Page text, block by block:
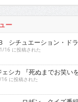
シチュエーション・ド
16 に投稿された
シカ 『死ぬまでお笑い
クイズ番組でもお馴染
16 に投稿された